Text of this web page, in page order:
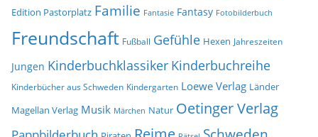
Edition Pastorplatz Familie Fantasie Fantasy Fotobilderbuch
Freundschaft Fußball Gefühle Hexen Jahreszeiten
Jungen Kinderbuchklassiker Kinderbuchreihe
Kinderbücher aus Schweden Kindergarten Loewe Verlag Länder
Magellan Verlag Musik Märchen Natur Oetinger Verlag